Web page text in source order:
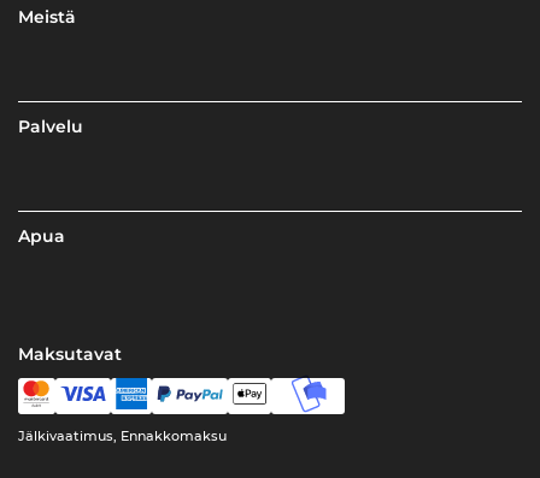
Meistä
Palvelu
Apua
Maksutavat
Jälkivaatimus, Ennakkomaksu